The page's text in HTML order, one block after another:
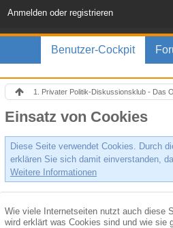
Anmelden oder registrieren
Benutzer-Cockpit
1. Privater Politik-Diskussionsklub - Das
Einsatz von Cookies
Diese Seite verwendet Cookies. Durch
erklären Sie sich damit einverstanden,
Weitere Informationen
Wie viele Internetseiten nutzt auch diese
wird erklärt was Cookies sind und wie sie